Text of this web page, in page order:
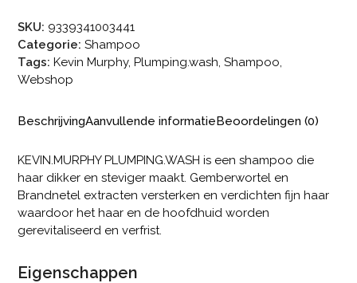
SKU: 9339341003441
Categorie: Shampoo
Tags: Kevin Murphy,Plumping.wash ,Shampoo
Webshop
BeschrijvingAanvullende informatieBeoordelingen (0)
KEVIN.MURPHY PLUMPING.WASH is een shampoo die
haar dikker en steviger maakt. Gemberwortel en
Brandnetel extracten versterken en verdichten fijn haar
waardoor het haar en de hoofdhuid worden
gerevitaliseerd en verfrist.
Eigenschappen